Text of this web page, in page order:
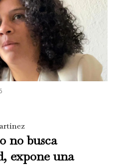
no busca
expone una